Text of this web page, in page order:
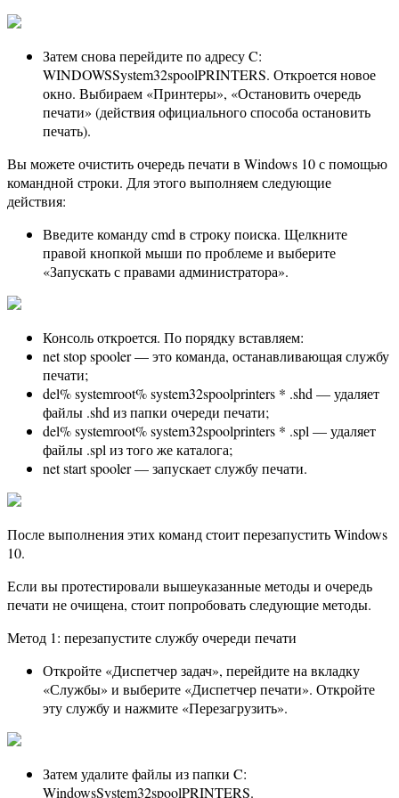
Затем снова перейдите по адресу C:
WINDOWSSystem32spoolPRINTERS. Откроется новое
окно. Выбираем «Принтеры», «Остановить очередь
печати» (действия официального способа остановить
печать).
Вы можете очистить очередь печати в Windows 10 с помощью
командной строки. Для этого выполняем следующие
действия:
Введите команду cmd в строку поиска. Щелкните
правой кнопкой мыши по проблеме и выберите
«Запускать с правами администратора».
Консоль откроется. По порядку вставляем:
net stop spooler — это команда, останавливающая службу
печати;
del% systemroot% system32spoolprinters * .shd — удаляет
файлы .shd из папки очереди печати;
del% systemroot% system32spoolprinters * .spl — удаляет
файлы .spl из того же каталога;
net start spooler — запускает службу печати.
После выполнения этих команд стоит перезапустить Windows
10.
Если вы протестировали вышеуказанные методы и очередь
печати не очищена, стоит попробовать следующие методы.
Метод 1: перезапустите службу очереди печати
Откройте «Диспетчер задач», перейдите на вкладку
«Службы» и выберите «Диспетчер печати». Откройте
эту службу и нажмите «Перезагрузить».
Затем удалите файлы из папки C:
WindowsSystem32spoolPRINTERS.